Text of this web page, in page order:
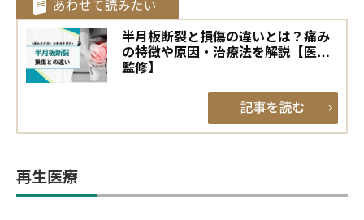
半月板断裂と損傷の違いとは？痛み
の特徴や原因・治療法を解説【医師
監修】
再生医療